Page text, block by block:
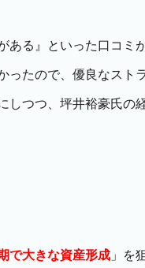
ある』といった口コミ
たので、優良なスト
つつ、坪井裕豪氏の
で大きな資産形成 」を